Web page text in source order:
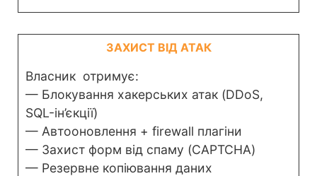
ЗАХИСТ ВІД АТАК
Власник отримує:
— Блокування хакерських атак (DDoS,
SQL-ін’єкції)
— Автооновлення + firewall плагіни
— Захист форм від спаму (CAPTCHA)
— Резервне копіювання даних